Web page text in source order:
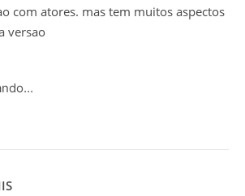
com atores. mas tem muitos aspectos
versao